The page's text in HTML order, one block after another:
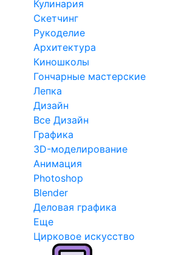
Кулинария
Скетчинг
Рукоделие
Архитектура
Киношколы
Гончарные мастерские
Лепка
Дизайн
Все Дизайн
Графика
3D-моделирование
Анимация
Photoshop
Blender
Деловая графика
Еще
Цирковое искусство